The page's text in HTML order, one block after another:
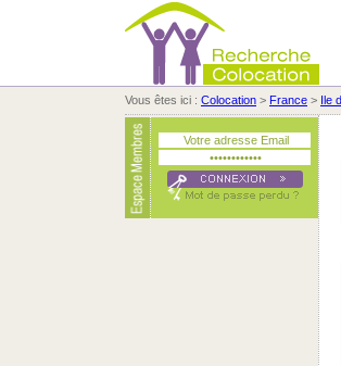
Vous êtes ici : Colocation > France > Ile